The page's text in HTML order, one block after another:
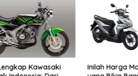
Kawasaki
Inilah Harga